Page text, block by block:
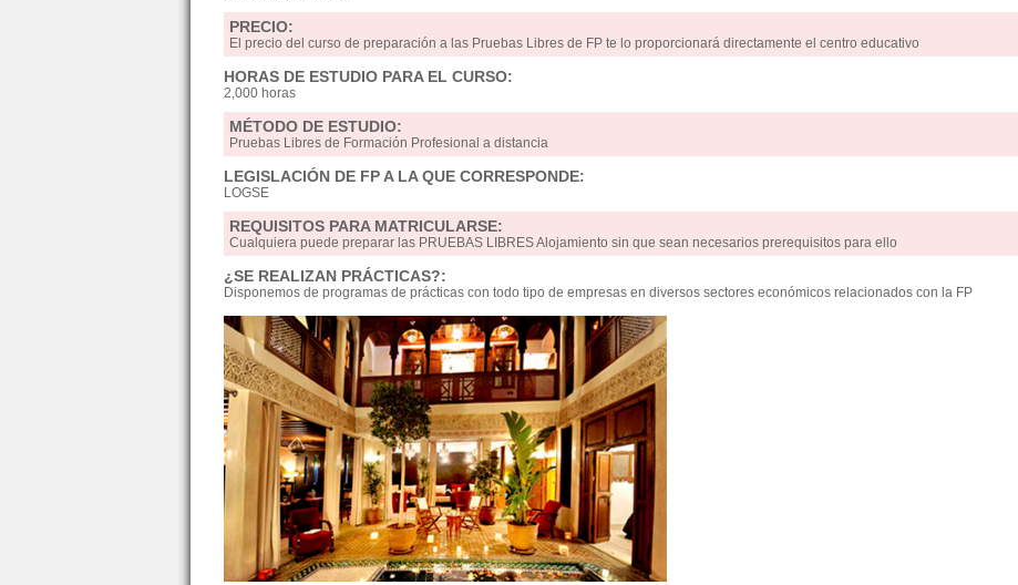
PRECIO:
El precio del curso de preparación a las Pruebas Libres de FP te lo proporcionará directamente el centro educativo
HORAS DE ESTUDIO PARA EL CURSO:
2,000 horas
MÉTODO DE ESTUDIO:
Pruebas Libres de Formación Profesional a distancia
LEGISLACIÓN DE FP A LA QUE CORRESPONDE:
LOGSE
REQUISITOS PARA MATRICULARSE:
Cualquiera puede preparar las PRUEBAS LIBRES Alojamiento sin que sean necesarios prerequisitos para ello
¿SE REALIZAN PRÁCTICAS?:
Disponemos de programas de prácticas con todo tipo de empresas en diversos sectores económicos relacionados con la FP